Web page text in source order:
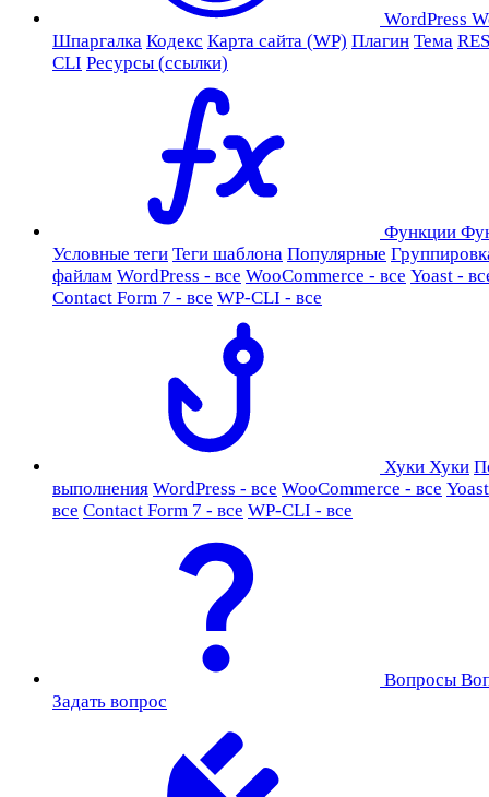
WordPress
Шпаргалка Кодекс Карта сайта (WP) Плагин Тема
CLI Ресурсы (ссылки)
Функции
Условные теги Теги шаблона Популярные
файлам WordPress - все WooCommerce - все Yoast -
Contact Form 7 - все WP-CLI - все
Хуки Хуки
выполнения WordPress - все WooCommerce - все
все Contact Form 7 - все WP-CLI - все
Вопросы
Задать вопрос